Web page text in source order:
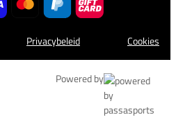
Privacybeleid Cookies
Powered by